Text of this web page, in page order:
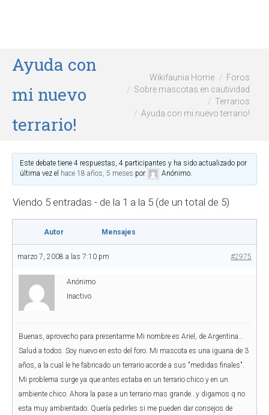
Ayuda con
mi nuevo
terrario!
Wikifaunia Home
Foros
Sobre mascotas en cautividad
Terrarios
Ayuda con mi nuevo terrario!
Este debate tiene 4 respuestas, 4 participantes y ha sido actualizado por
última vez el hace 18 años, 5 meses por Anónimo.
Viendo 5 entradas - de la 1 a la 5 (de un total de 5)
Autor Mensajes
marzo 7, 2008 a las 7:10 pm #2975
Anónimo
Inactivo
Buenas, aprovecho para presentarme Mi nombre es Ariel, de Argentina…
Salud a todos. Soy nuevo en esto del foro. Mi mascota es una iguana de 3
años, a la cual le he fabricado un terrario acorde a sus "medidas finales".
Mi problema surge ya que antes estaba en un terrario chico y en un
ambiente chico. Ahora la pase a un terrario mas grande…y digamos q no
esta muy ambientado. Quería pedirles si me pueden dar consejos de